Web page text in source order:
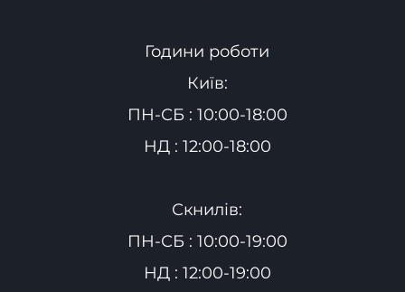
Години роботи
Київ:
ПН-СБ : 10:00-18:00
НД : 12:00-18:00
Скнилів:
ПН-СБ : 10:00-19:00
НД : 12:00-19:00